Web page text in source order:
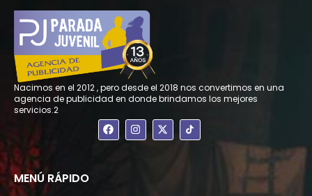
Nacimos en el 2012 , pero desde el 2018 nos convertimos en una
agencia de publicidad en donde brindamos los mejores
servicios.2
F
a
c
I
n
s
X
-
t
MENÚ RÁPIDO